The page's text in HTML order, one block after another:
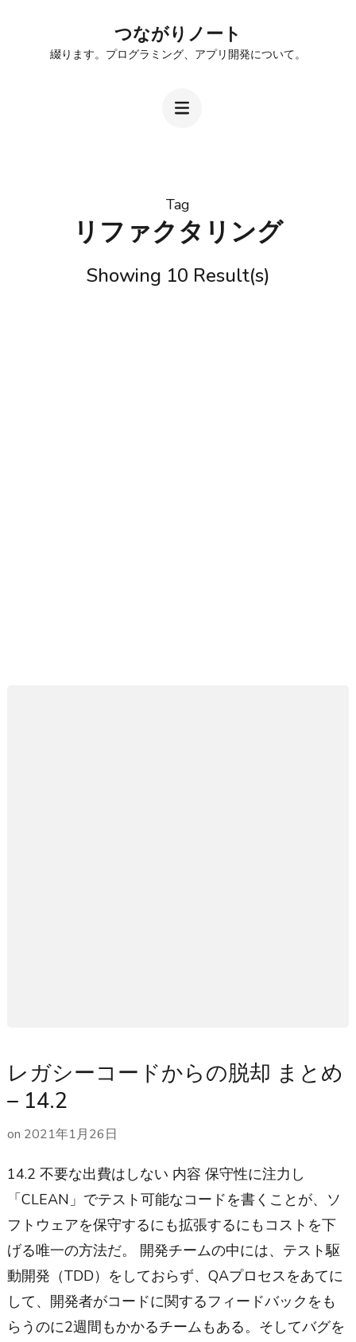
つながりノート
綴ります。プログラミング、アプリ開発について。
Tag
リファクタリング
Showing 10 Result(s)
レガシーコードからの脱却 まとめ
– 14.2
on 2021年1月26日
14.2 不要な出費はしない 内容 保守性に注力し
「CLEAN」でテスト可能なコードを書くことが、ソ
フトウェアを保守するにも拡張するにもコストを下
げる唯一の方法だ。 開発チームの中には、テスト駆
動開発（TDD）をしておらず、QAプロセスをあてに
して、開発者がコードに関するフィードバックをも
らうのに2週間もかかるチームもある。そしてバグを